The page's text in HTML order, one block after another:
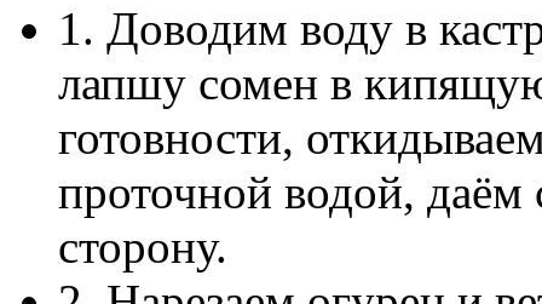
1. Доводим воду в
лапшу сомен в
готовности,
проточной водой, даём
сторону.